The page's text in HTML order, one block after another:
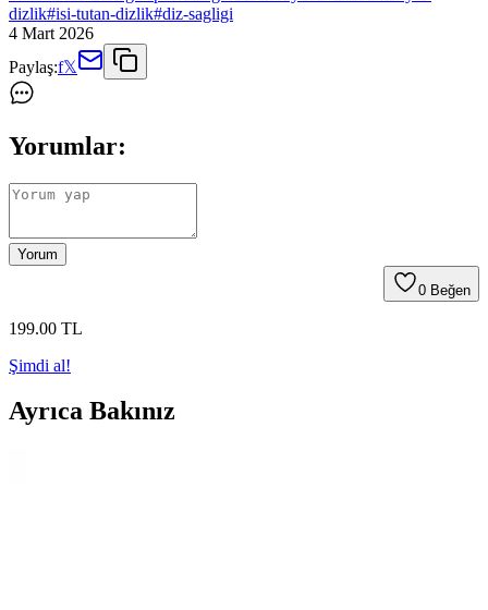
dizlik#isi-tutan-dizlik#diz-sagligi
4 Mart 2026
Paylaş:f𝕏
Yorumlar:
Yorum
0 Beğen
199.00 TL
Şimdi al!
Ayrıca Bakınız